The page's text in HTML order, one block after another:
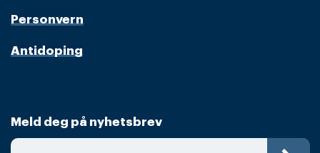
Personvern
Antidoping
Meld deg på nyhetsbrev